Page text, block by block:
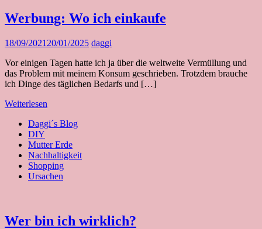
Werbung: Wo ich einkaufe
18/09/2021 20/01/2025 daggi
Vor einigen Tagen hatte ich ja über die weltweite Vermüllung und
das Problem mit meinem Konsum geschrieben. Trotzdem brauche
ich Dinge des täglichen Bedarfs und […]
Weiterlesen
Daggi´s Blog
DIY
Mutter Erde
Nachhaltigkeit
Shopping
Ursachen
Wer bin ich wirklich?